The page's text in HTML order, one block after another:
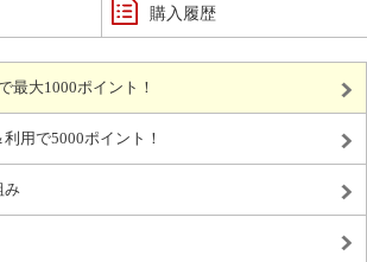
購入履歴
最大1000ポイント！
用で5000ポイント！
み